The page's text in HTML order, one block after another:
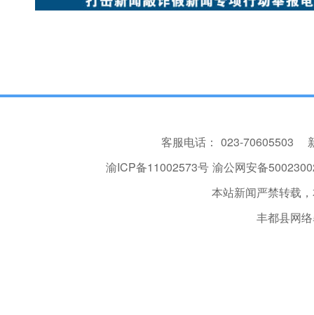
客服电话： 023-70605503
渝ICP备11002573号 渝公网安备
本站新闻严禁转载
丰都县网